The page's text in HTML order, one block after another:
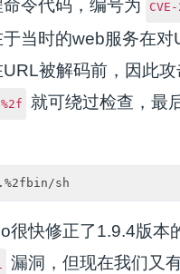
令代码，编号为
当时的web服务在对
被解码前，因此
%2f
就可绕过检查，最
很快修正了1.9.4版本
漏洞，但现在我们又